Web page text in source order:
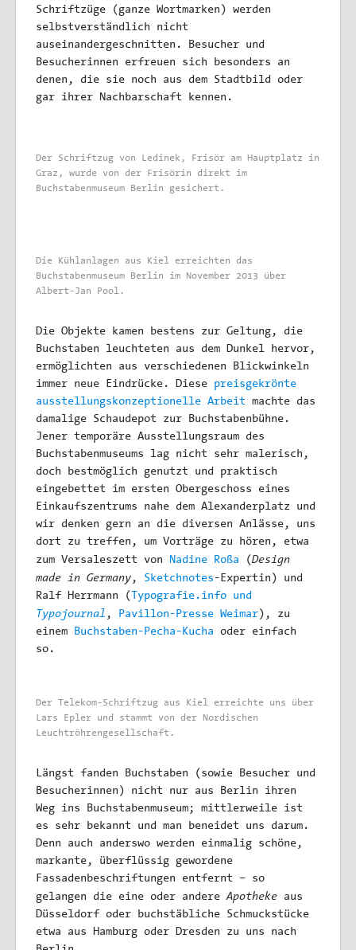
Schriftzüge (ganze Wortmarken) werden
selbstverständlich nicht
auseinandergeschnitten. Besucher und
Besucherinnen erfreuen sich besonders an
denen, die sie noch aus dem Stadtbild oder
gar ihrer Nachbarschaft kennen.
Der Schriftzug von Ledinek, Frisör am Hauptplatz in
Graz, wurde von der Frisörin direkt im
Buchstabenmuseum Berlin gesichert.
Die Kühlanlagen aus Kiel erreichten das
Buchstabenmuseum Berlin im November 2013 über
Albert-Jan Pool.
Die Objekte kamen bestens zur Geltung, die
Buchstaben leuchteten aus dem Dunkel hervor,
ermöglichten aus verschiedenen Blickwinkeln
immer neue Eindrücke. Diese preisgekrönte
ausstellungskonzeptionelle Arbeit machte das
damalige Schaudepot zur Buchstabenbühne.
Jener temporäre Ausstellungsraum des
Buchstabenmuseums lag nicht sehr malerisch,
doch bestmöglich genutzt und praktisch
eingebettet im ersten Obergeschoss eines
Einkaufszentrums nahe dem Alexanderplatz und
wir denken gern an die diversen Anlässe, uns
dort zu treffen, um Vorträge zu hören, etwa
zum Versaleszett von Nadine Roßa ( Design
made in Germany , Sketchnotes -Expertin) und
Ralf Herrmann ( Typografie.info und
Typojournal , Pavillon-Presse Weimar ), zu
einem Buchstaben-Pecha-Kucha oder einfach
so.
Der Telekom-Schriftzug aus Kiel erreichte uns über
Lars Epler und stammt von der Nordischen
Leuchtröhrengesellschaft.
Längst fanden Buchstaben (sowie Besucher und
Besucherinnen) nicht nur aus Berlin ihren
Weg ins Buchstabenmuseum; mittlerweile ist
es sehr bekannt und man beneidet uns darum.
Denn auch anderswo werden einmalig schöne,
markante, überflüssig gewordene
Fassadenbeschriftungen entfernt – so
gelangen die eine oder andereApotheke aus
Düsseldorf oder buchstäbliche Schmuckstücke
etwa aus Hamburg oder Dresden zu uns nach